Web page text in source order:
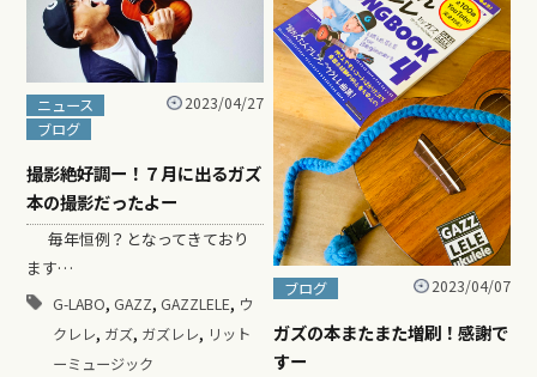
ニュース
ブログ
2023/04/27
撮影絶好調ー！７月に出るガズ
本の撮影だったよー
毎年恒例？となってきており
ます…
G-LABO, GAZZ, GAZZLELE, ウ
クレレ, ガズ, ガズレレ, リット
ーミュージック
ブログ 2023/04/07
ガズの本またまた増刷！感謝で
すー